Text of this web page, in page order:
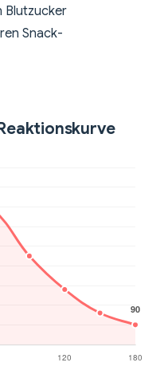
Blutzucker
Snack-